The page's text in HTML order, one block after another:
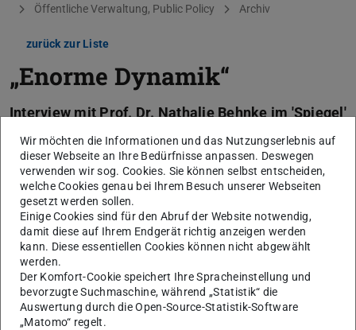
Öffentliche Verwaltung, Public Policy
Archiv
zurück zur Liste
„Enorme Dynamik“
Interview mit Prof. Dr. Nathalie Behnke im 'Spiegel'
19.10.2020
Verhindert der Föderalismus vernünftige Lösungen? Im
Gegenteil, sagt die Politologin Nathalie Behnke: Die
Vielfalt helfe.
KONTAKT
Wir möchten die Informationen und das Nutzungserlebnis auf
dieser Webseite an Ihre Bedürfnisse anpassen. Deswegen
verwenden wir sog. Cookies. Sie können selbst entscheiden,
welche Cookies genau bei Ihrem Besuch unserer Webseiten
gesetzt werden sollen.
Einige Cookies sind für den Abruf der Website notwendig,
damit diese auf Ihrem Endgerät richtig anzeigen werden
kann. Diese essentiellen Cookies können nicht abgewählt
werden.
Der Komfort-Cookie speichert Ihre Spracheinstellung und
bevorzugte Suchmaschine, während „Statistik“ die
Auswertung durch die Open-Source-Statistik-Software
„Matomo“ regelt.